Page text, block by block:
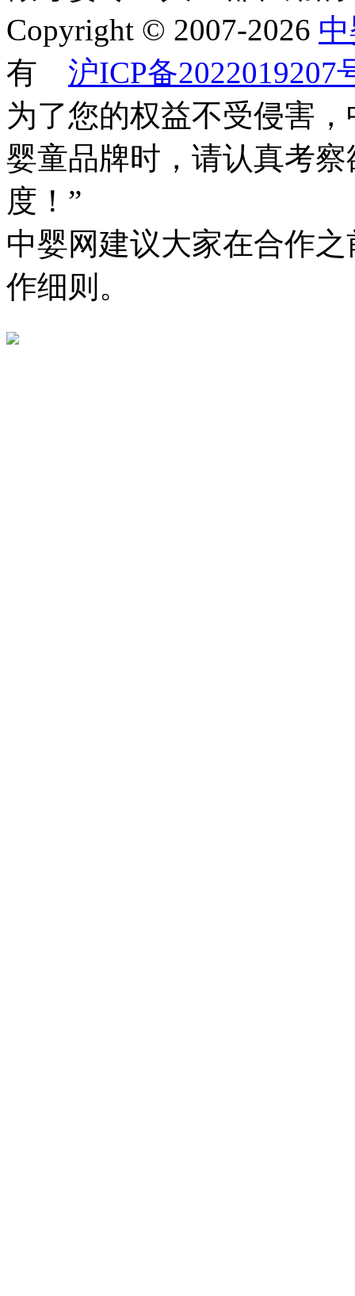
Copyright © 2007-2026
有 沪ICP备2022019207
为了您的权益不受侵害
婴童品牌时，请认真考
度！”
中婴网建议大家在合作
作细则。